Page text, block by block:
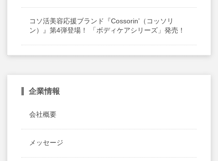
コソ活美容応援ブランド『Cossorin’（コッソリ
ン）』第4弾登場！ 「ボディケアシリーズ」発売！
企業情報
会社概要
メッセージ